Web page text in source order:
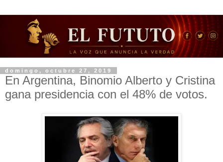
domingo, octubre 27, 2019
En Argentina, Binomio Alberto y Cristina
gana presidencia con el 48% de votos.